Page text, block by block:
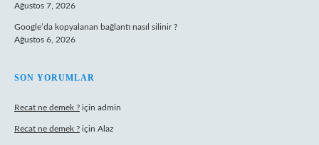
Ağustos 7, 2026
Google’da kopyalanan bağlantı nasıl silinir ?
Ağustos 6, 2026
SON YORUMLAR
Recat ne demek ? için admin
Recat ne demek ? için Alaz